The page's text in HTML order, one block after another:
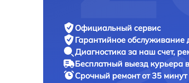
Официальный сервис
Гарантийное обслуживание
Диагностика за наш счет,
Бесплатный выезд курьера
Срочный ремонтот 35 минут